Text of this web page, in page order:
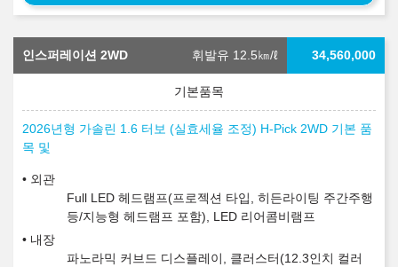
인스퍼레이션 2WD 휘발유 12.5㎞/ℓ 34,560,000
2026년형 가솔린 1.6 터보 (실효세율 조정) H-Pick 2WD 기본 품
목 및
외관
Full LED 헤드램프(프로젝션 타입, 히든라이팅 주간주행
등/지능형 헤드램프 포함), LED 리어콤비램프
내장
파노라믹 커브드 디스플레이, 클러스터(12.3인치 컬러